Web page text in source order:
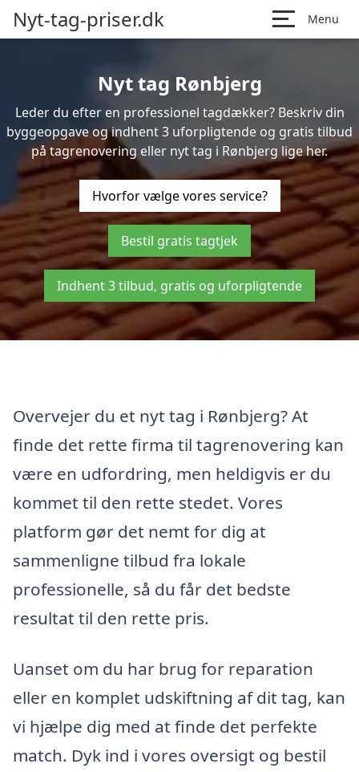
Nyt-tag-priser.dk Menu
Nyt tag Rønbjerg
Leder du efter en professionel tagdækker? Beskriv din
byggeopgave og indhent 3 uforpligtende og gratis tilbud
på tagrenovering eller nyt tag i Rønbjerg lige her.
Hvorfor vælge vores service?
Bestil gratis tagtjek
Indhent 3 tilbud, gratis og uforpligtende
Overvejer du et nyt tag i Rønbjerg? At
finde det rette firma til tagrenovering kan
være en udfordring, men heldigvis er du
kommet til den rette stedet. Vores
platform gør det nemt for dig at
sammenligne tilbud fra lokale
professionelle, så du får det bedste
resultat til den rette pris.
Uanset om du har brug for reparation
eller en komplet udskiftning af dit tag, kan
vi hjælpe dig med at finde det perfekte
match. Dyk ind i vores oversigt og bestil